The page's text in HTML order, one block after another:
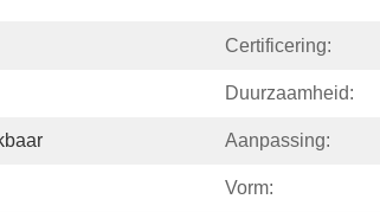
Certificering:
Duurzaamheid:
Aanpassing:
Vorm: